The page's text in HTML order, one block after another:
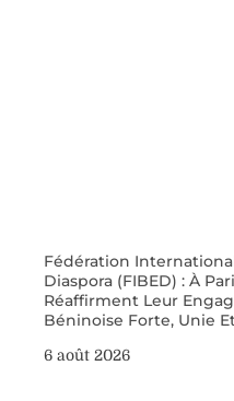
Fédération
Diaspora (FIBED) : À
Réaffirment Leur
Béninoise Forte, Unie
6 août 2026